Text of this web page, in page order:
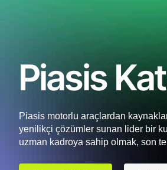
Piasis
Piasis motorlu araçlardan
yenilikçi çözümler sunan lider bir
uzman kadroya sahip olmak, son